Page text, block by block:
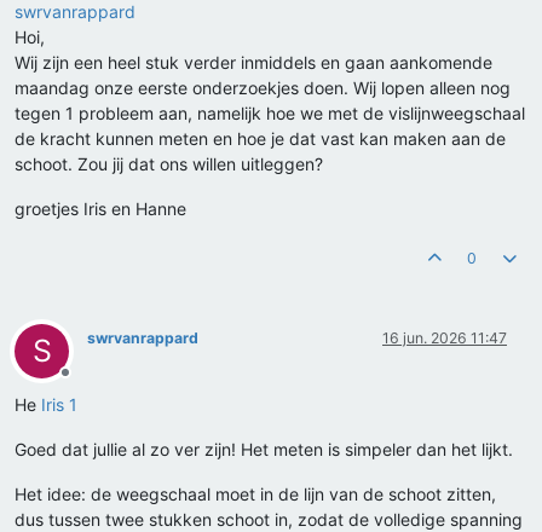
swrvanrappard
Hoi,
Wij zijn een heel stuk verder inmiddels en gaan aankomende
maandag onze eerste onderzoekjes doen. Wij lopen alleen nog
tegen 1 probleem aan, namelijk hoe we met de vislijnweegschaal
de kracht kunnen meten en hoe je dat vast kan maken aan de
schoot. Zou jij dat ons willen uitleggen?
groetjes Iris en Hanne
0
S
Offline
swrvanrappard 16 jun. 2026 11:47
He Iris 1
Goed dat jullie al zo ver zijn! Het meten is simpeler dan het lijkt.
Het idee: de weegschaal moet in de lijn van de schoot zitten,
dus tussen twee stukken schoot in, zodat de volledige spanning